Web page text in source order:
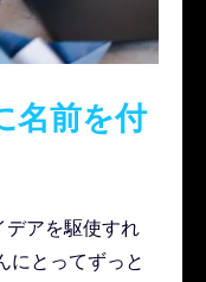
名前を付
デアを駆使すれ
にとってずっと